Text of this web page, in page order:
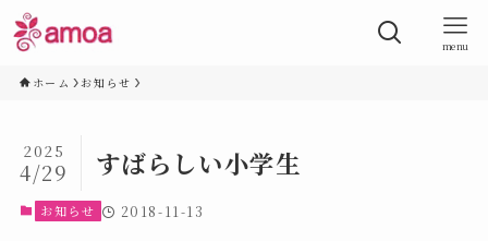
menu
ホーム お知らせ
すばらしい小学生
2025
4/29
お知らせ 2018-11-13